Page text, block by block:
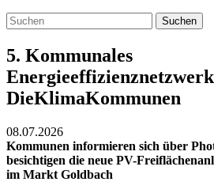
Suchen
5. Kommunales
DieKlimaKommunen
08.07.2026
Kommunen informieren sich über
besichtigen die neue PV-
im Markt Goldbach